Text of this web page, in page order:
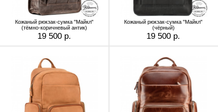
Кожаный рюкзак-сумка "Майкл"
(тёмно-коричневый антик)
19 500 р.
Кожаный рюкзак-сумка "Майкл"
(чёрный)
19 500 р.